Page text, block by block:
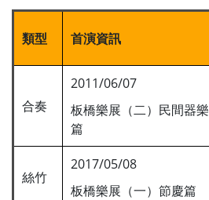
類型 首演資訊
合奏
2011/06/07
板橋樂展（二）民間器樂
篇
絲竹
2017/05/08
板橋樂展（一）節慶篇